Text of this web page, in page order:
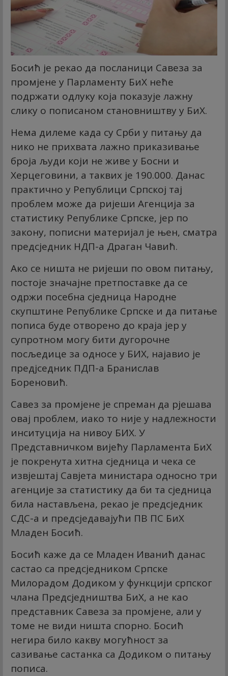
Босић је рекао да посланици Савеза за
промјене у Парламенту БиХ неће
подржати одлуку која показује лажну
слику о пописаном становништву у БиХ.
Нема дилеме када су Срби у питању да
нико не прихвата лажно приказивање
броја људи који не живе у Босни и
Херцеговини, а таквих је 190.000. Данас
практично у Републици Српској тај
проблем може да ријеши Агенција за
статистику Републике Српске, јер по
закону, пописни материјал је њен, сматра
предсједник НДП-а Драган Чавић.
Ако се ништа не ријеши по овом питању,
постоје значајне претпоставке да се
одржи посебна сједница Народне
скупштине Републике Српске и да питање
пописа буде отворено до краја јер у
супротном могу бити дугорочне
посљедице за односе у БИХ, најавио је
предјседник ПДП-а Бранислав
Бореновић.
Савез за промјене је спреман да рјешава
овај проблем, иако то није у надлежности
инситуција на нивоу БИХ. У
Представничком вијећу Парламента БиХ
је покренута хитна сједница и чека се
извјештај Савјета министара односно три
агенције за статистику да би та сједница
била настављена, рекао је предсједник
СДС-а и предсједавајући ПВ ПС БиХ
Младен Босић.
Босић каже да се Младен Иванић данас
састао са предсједником Српске
Милорадом Додиком у функцији српског
члана Предсједништва БиХ, а не као
представник Савеза за промјене, али у
томе не види ништа спорно. Босић
негира било какву могућност за
сазивање састанка са Додиком о питању
пописа.